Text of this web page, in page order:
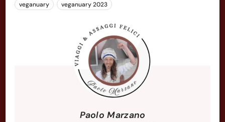
veganuary veganuary 2023
Paolo Marzano